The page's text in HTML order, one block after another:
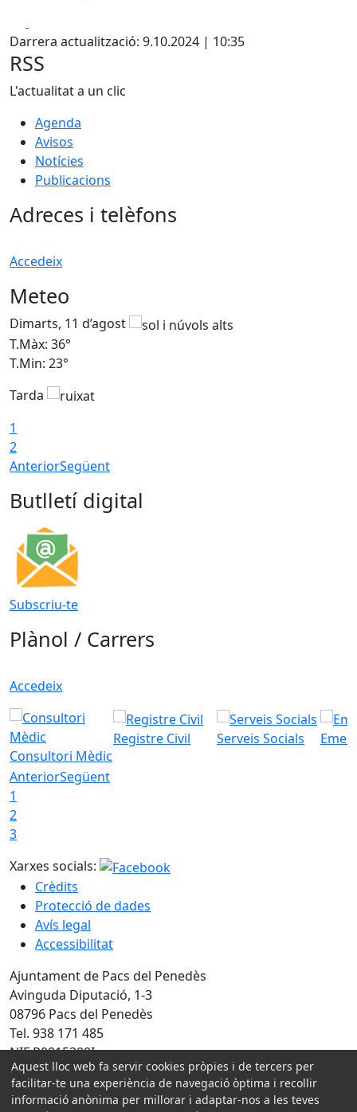
Darrera actualització: 9.10.2024 | 10:35
RSS
L'actualitat a un clic
Agenda
Avisos
Notícies
Publicacions
Adreces i telèfons
Accedeix
Meteo
Dimarts, 11 d’agost
T.Màx: 36°
T.Min: 23°
Tarda
1
2
AnteriorSegüent
Butlletí digital
Subscriu-te
Plànol / Carrers
Accedeix
Consultori Mèdic
Registre Civil Serveis Socials
AnteriorSegüent
1
2
3
Xarxes socials:
Crèdits
Protecció de dades
Avís legal
Accessibilitat
Ajuntament de Pacs del Penedès
Avinguda Diputació, 1-3
08796 Pacs del Penedès
Tel. 938 171 485
NIF P0815300I
Amb la col·laboració de:
Aquest lloc web fa servir cookies pròpies i de tercers per
facilitar-te una experiència de navegació òptima i recollir
informació anònima per millorar i adaptar-nos a les teves